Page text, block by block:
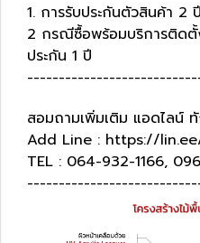
1. การรับประกันตัวสินค้า 2
2 กรณีซื้อพร้อมบริการติดตั้
ประกัน 1 ปี
สอมถามเพิ่มเติม แอดไลน์
Add Line : https://
TEL : 064-932-1166,